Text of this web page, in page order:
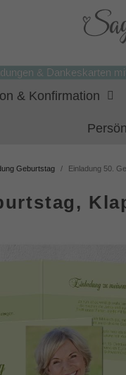
& Dankeskarten
& Konfirmation
Geburtstag Einladung 50.